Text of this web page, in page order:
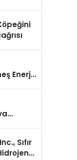
Enerjili
Sıfır